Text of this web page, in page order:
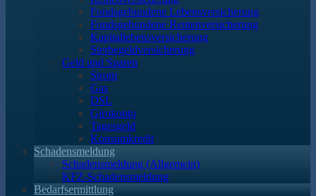
Fondsgebundene Lebensversicherung
Fondsgebundene Rentenversicherung
Kapitallebensversicherung
Sterbegeldversicherung
Geld und Sparen
Strom
Gas
DSL
Girokonto
Tagesgeld
Konsumkredit
Schadensmeldung
Schadensmeldung (Allgemein)
KFZ-Schadensmeldung
Bedarfsermittlung